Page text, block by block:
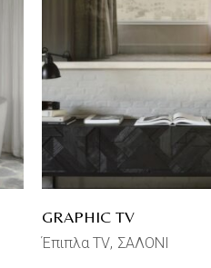
GRAPHIC TV
Έπιπλα TV ΣΑΛΟΝΙ